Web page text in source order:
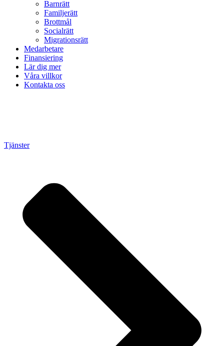
Barnrätt
Familjerätt
Brottmål
Socialrätt
Migrationsrätt
Medarbetare
Finansiering
Lär dig mer
Våra villkor
Kontakta oss
Tjänster